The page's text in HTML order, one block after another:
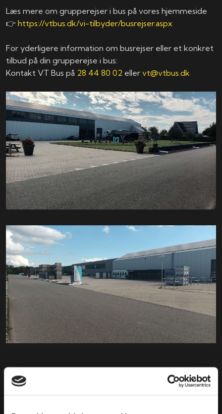
Læs mere om grupperejser i bus på vores hjemmeside
👉https://vtbus.dk/vi-tilbyder/busrejser.aspx
For yderligere information om busrejser eller et konkret
tilbud på din grupperejse i bus:
Kontakt VT Bus på 28 44 80 02 ellervt@vtbus.dk
uforpligtende tilbud. * skal udfyldes. Du modtager en